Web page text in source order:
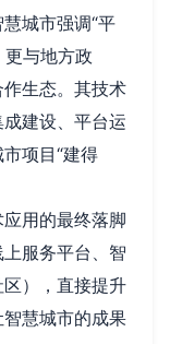
慧城市强调“平
与地方政
生态。其技术
建设、平台运
项目“建得
用的最终落脚
服务平台、智
），直接提升
慧城市的成果